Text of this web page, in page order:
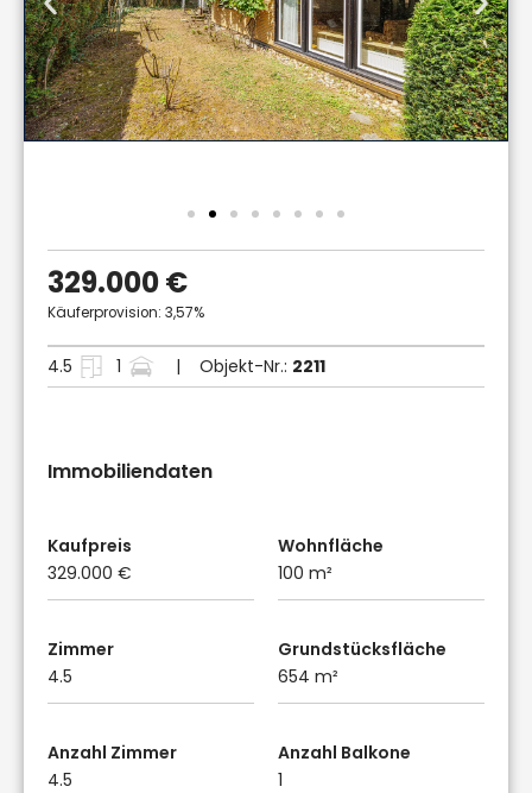
329.000 €
Käuferprovision: 3,57%
4.5 1 | Objekt-Nr.: 2211
Immobiliendaten
Kaufpreis
329.000 €
Wohnfläche
100 m²
Zimmer
4.5
Grundstücksfläche
654 m²
Anzahl Zimmer
4.5
Anzahl Balkone
1